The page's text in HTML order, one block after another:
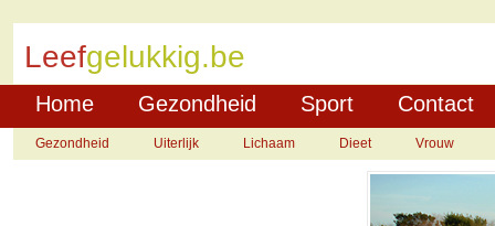
Leefgelukkig.be
Home Gezondheid Sport Contact
Gezondheid Uiterlijk Lichaam Dieet Vrouw